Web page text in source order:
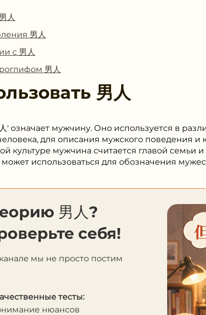
人
男人
с 男人
男人
男人
' означает мужчину. Оно используется в
для описания мужского поведения и
культуре мужчина считается главой семьи
может использоваться для обозначения
男人?
себя!
мы не просто постим
тесты:
нюансов